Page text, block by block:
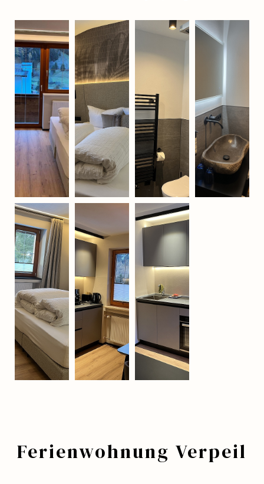
Ferienwohnung Verpeil